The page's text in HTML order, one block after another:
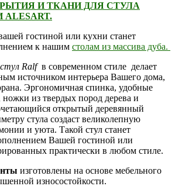
И ТКАНИ ДЛЯ СТУЛА
гостиной или кухни станет
к нашим столам из массива дуба.
стул Ralf в современном стиле делает
источником интерьера Вашего дома,
Эргономичная спинка, удобные
из твердых пород дерева и
открытый деревянный
стула создаст великолепную
и уюта. Такой стул станет
Вашей гостиной или
практически в любом стиле.
изготовлены на основе мебельного
износостойкости.